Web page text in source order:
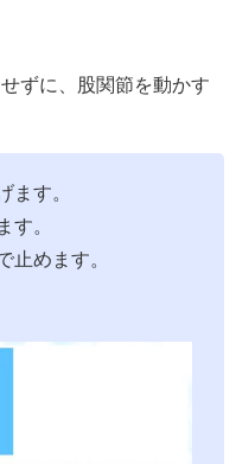
ずに、股関節を動かす
ます。
す。
止めます。